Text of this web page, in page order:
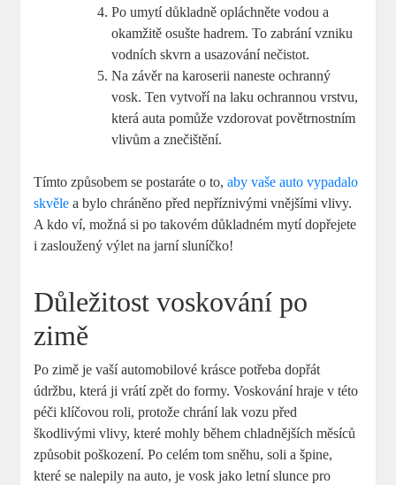
Po umytí důkladně opláchněte vodou a
okamžitě osušte hadrem. To zabrání vzniku
vodních skvrn a usazování nečistot.
Na závěr na karoserii naneste ochranný
vosk. Ten vytvoří na laku ochrannou vrstvu,
která auta pomůže vzdorovat povětrnostním
vlivům a znečištění.
Tímto způsobem se postaráte o to,aby vaše auto vypadalo
skvěle a bylo chráněno před nepříznivými vnějšími vlivy.
A kdo ví, možná si po takovém důkladném mytí dopřejete
i zasloužený výlet na jarní sluníčko!
Důležitost voskování po
zimě
Po zimě je vaší automobilové krásce potřeba dopřát
údržbu, která ji vrátí zpět do formy. Voskování hraje v této
péči klíčovou roli, protože chrání lak vozu před
škodlivými vlivy, které mohly během chladnějších měsíců
způsobit poškození. Po celém tom sněhu, soli a špine,
které se nalepily na auto, je vosk jako letní slunce pro